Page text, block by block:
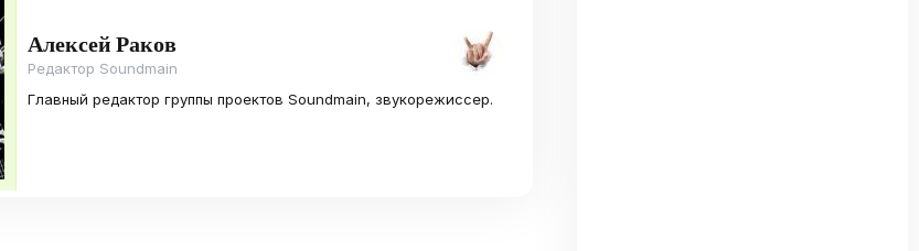
Алексей Раков
Редактор Soundmain
Главный редактор группы проектов Soundmain, звукорежиссер.